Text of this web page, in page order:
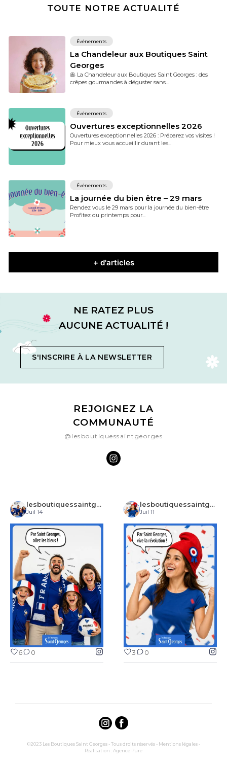
TOUTE NOTRE ACTUALITÉ
Événements
La Chandeleur aux Boutiques Saint
Georges
🥞 La Chandeleur aux Boutiques Saint Georges : des
crêpes gourmandes à déguster sans...
Événements
Ouvertures exceptionnelles 2026
Ouvertures exceptionnelles 2026 : Préparez vos visites !
Pour mieux vous accueillir durant les...
Événements
La journée du bien être – 29 mars
Rendez vous le 29 mars pour la journée du bien-être
Profitez du printemps pour...
+ d'articles
NE RATEZ PLUS
AUCUNE ACTUALITÉ !
S'INSCRIRE À LA NEWSLETTER
REJOIGNEZ LA
COMMUNAUTÉ
@lesboutiquessaintgeorges
lesboutiquessaintgeorges
Juil 14
6 0
6 0
lesboutiquessaintgeorges
Juil 11
3 0
3 0
©2023 Les Boutiques Saint Georges - Tous droits réservés - Mentions légales -
Réalisation : Agence Pure